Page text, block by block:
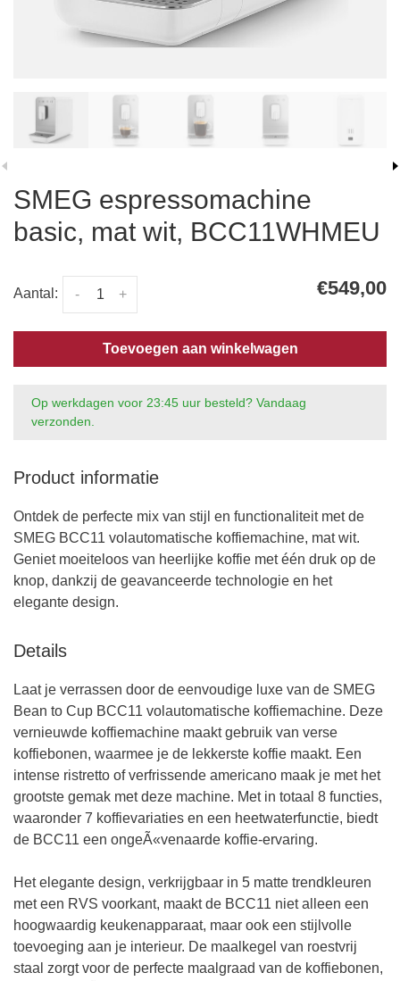
SMEG espressomachine
basic, mat wit, BCC11WHMEU
Aantal: +
- €549,00
Toevoegen aan winkelwagen
Op werkdagen voor 23:45 uur besteld? Vandaag
verzonden.
Product informatie
Ontdek de perfecte mix van stijl en functionaliteit met de
SMEG BCC11 volautomatische koffiemachine, mat wit.
Geniet moeiteloos van heerlijke koffie met één druk op de
knop, dankzij de geavanceerde technologie en het
elegante design.
Details
Laat je verrassen door de eenvoudige luxe van de SMEG
Bean to Cup BCC11 volautomatische koffiemachine. Deze
vernieuwde koffiemachine maakt gebruik van verse
koffiebonen, waarmee je de lekkerste koffie maakt. Een
intense ristretto of verfrissende americano maak je met het
grootste gemak met deze machine. Met in totaal 8 functies,
waaronder 7 koffievariaties en een heetwaterfunctie, biedt
de BCC11 een ongeÃ«venaarde koffie-ervaring.
Het elegante design, verkrijgbaar in 5 matte trendkleuren
met een RVS voorkant, maakt de BCC11 niet alleen een
hoogwaardig keukenapparaat, maar ook een stijlvolle
toevoeging aan je interieur. De maalkegel van roestvrij
staal zorgt voor de perfecte maalgraad van de koffiebonen,